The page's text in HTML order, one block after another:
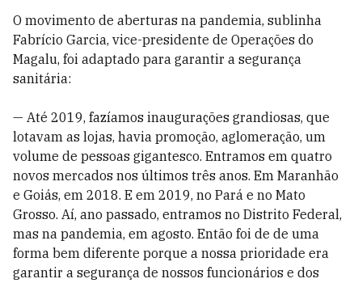
O movimento de aberturas na pandemia, sublinha
Fabrício Garcia, vice-presidente de Operações do
Magalu, foi adaptado para garantir a segurança
sanitária:
— Até 2019, fazíamos inaugurações grandiosas, que
lotavam as lojas, havia promoção, aglomeração, um
volume de pessoas gigantesco. Entramos em quatro
novos mercados nos últimos três anos. Em Maranhão
e Goiás, em 2018. E em 2019, no Pará e no Mato
Grosso. Aí, ano passado, entramos no Distrito Federal,
mas na pandemia, em agosto. Então foi de de uma
forma bem diferente porque a nossa prioridade era
garantir a segurança de nossos funcionários e dos